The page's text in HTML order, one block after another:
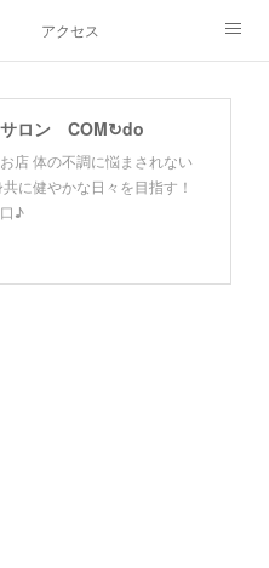
アクセス
サロン COM↻do
店 体の不調に悩まされない
に健やかな日々を目指す！
♪